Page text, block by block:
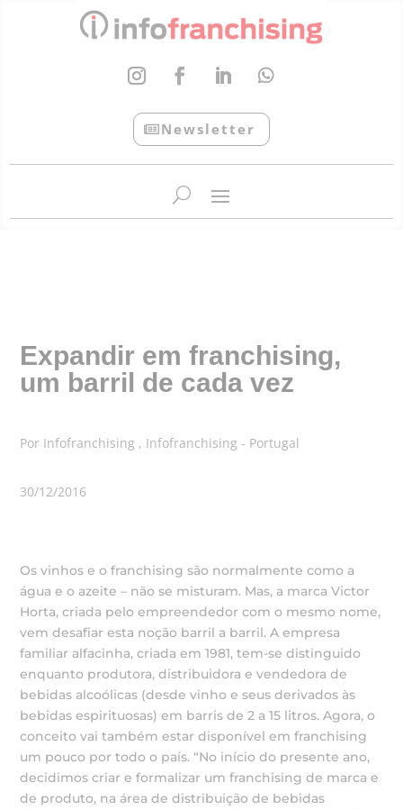
Newsletter
Expandir em franchising,
um barril de cada vez
Por Infofranchising , Infofranchising - Portugal
30/12/2016
Os vinhos e o franchising são normalmente como a
água e o azeite – não se misturam. Mas, a marca Victor
Horta, criada pelo empreendedor com o mesmo nome,
vem desafiar esta noção barril a barril. A empresa
familiar alfacinha, criada em 1981, tem-se distinguido
enquanto produtora, distribuidora e vendedora de
bebidas alcoólicas (desde vinho e seus derivados às
bebidas espirituosas) em barris de 2 a 15 litros. Agora, o
conceito vai também estar disponível em franchising
um pouco por todo o país. “No início do presente ano,
decidimos criar e formalizar um franchising de marca e
de produto, na área de distribuição de bebidas